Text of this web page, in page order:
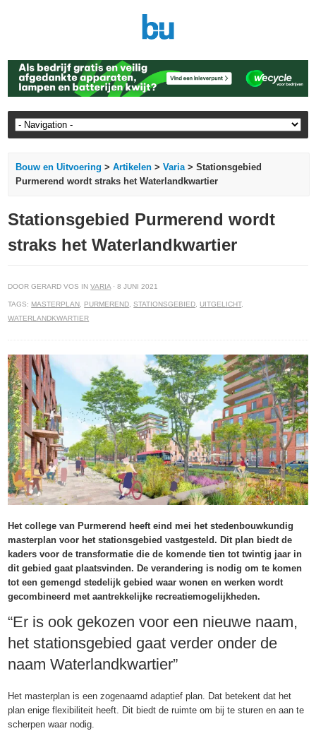
Bouw en Uitvoering >Artikelen >Varia> Stationsgebied
Purmerend wordt straks het Waterlandkwartier
Stationsgebied Purmerend wordt
straks het Waterlandkwartier
DOOR GERARD VOS INVARIA· 8 JUNI 2021
TAGS: MASTERPLAN, PURMEREND,STATIONSGEBIED,UITGELICHT,
WATERLANDKWARTIER
Het college van Purmerend heeft eind mei het stedenbouwkundig
masterplan voor het stationsgebied vastgesteld. Dit plan biedt de
kaders voor de transformatie die de komende tien tot twintig jaar in
dit gebied gaat plaatsvinden. De verandering is nodig om te komen
tot een gemengd stedelijk gebied waar wonen en werken wordt
gecombineerd met aantrekkelijke recreatiemogelijkheden.
“Er is ook gekozen voor een nieuwe naam,
het stationsgebied gaat verder onder de
naam Waterlandkwartier”
Het masterplan is een zogenaamd adaptief plan. Dat betekent dat het
plan enige flexibiliteit heeft. Dit biedt de ruimte om bij te sturen en aan te
scherpen waar nodig.